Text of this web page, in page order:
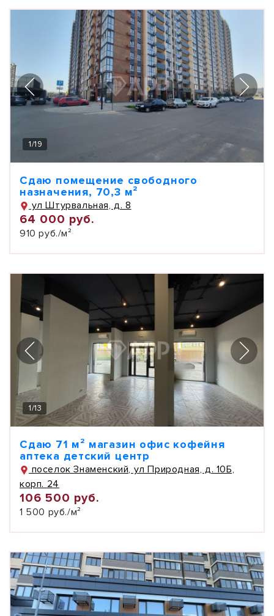
1/19
Сдаю помещение свободного
назначения, 70,3 м²
ул Штурвальная, д. 8
64 000 руб.
910 руб./м²
1/13
Сдаю 71 м² магазин офис кофейня
аптека детский центр
поселок Знаменский, ул Природная, д. 10Б,
корп. 24
106 500 руб.
1 500 руб./м²